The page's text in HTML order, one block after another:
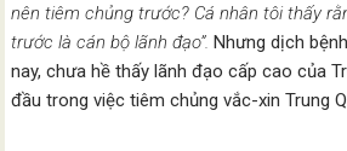
nên tiêm chủng trước? Cá nhân tôi thấy
trước là cán bộ lãnh đạo”. Nhưng dịch
nay, chưa hề thấy lãnh đạo cấp cao của
đầu trong việc tiêm chủng vắc-xin Trung